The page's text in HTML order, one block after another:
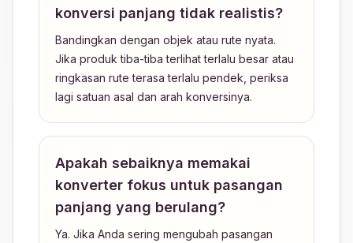
konversi panjang tidak realistis?
Bandingkan dengan objek atau rute nyata.
Jika produk tiba-tiba terlihat terlalu besar atau
ringkasan rute terasa terlalu pendek, periksa
lagi satuan asal dan arah konversinya.
Apakah sebaiknya memakai
konverter fokus untuk pasangan
panjang yang berulang?
Ya. Jika Anda sering mengubah pasangan